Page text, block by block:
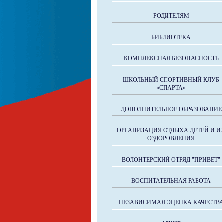
РОДИТЕЛЯМ
БИБЛИОТЕКА
КОМПЛЕКСНАЯ БЕЗОПАСНОСТЬ
ШКОЛЬНЫЙ СПОРТИВНЫЙ КЛУБ
«СПАРТА»
ДОПОЛНИТЕЛЬНОЕ ОБРАЗОВАНИЕ
ОРГАНИЗАЦИЯ ОТДЫХА ДЕТЕЙ И
ОЗДОРОВЛЕНИЯ
ВОЛОНТЕРСКИЙ ОТРЯД "ПРИВЕТ"
ВОСПИТАТЕЛЬНАЯ РАБОТА
НЕЗАВИСИМАЯ ОЦЕНКА